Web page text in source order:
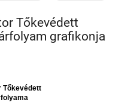
Tőkevédett
grafikonja
Tőkevédett